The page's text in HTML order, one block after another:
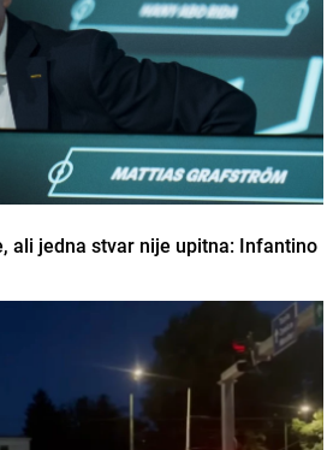
ali jedna stvar nije upitna: Infantino